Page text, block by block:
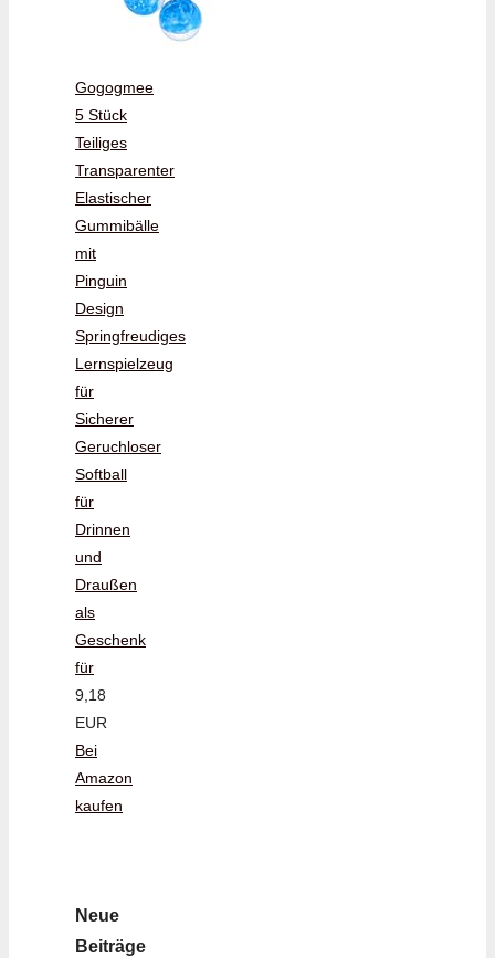
Gogogmee
5 Stück
Teiliges
Transparenter
Elastischer
Gummibälle
mit
Pinguin
Design
Springfreudiges
Lernspielzeug
für
Sicherer
Geruchloser
Softball
für
Drinnen
und
Draußen
als
Geschenk
für
9,18
EUR
Bei
Amazon
kaufen
Neue
Beiträge